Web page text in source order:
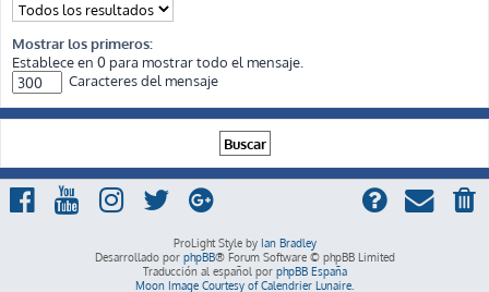
Mostrar los primeros:
Establece en 0 para mostrar todo el mensaje.
Caracteres del mensaje
ProLight Style by Ian Bradley
Desarrollado por phpBB® Forum Software © phpBB Limited
Traducción al español por phpBB España
Moon Image Courtesy of Calendrier Lunaire.